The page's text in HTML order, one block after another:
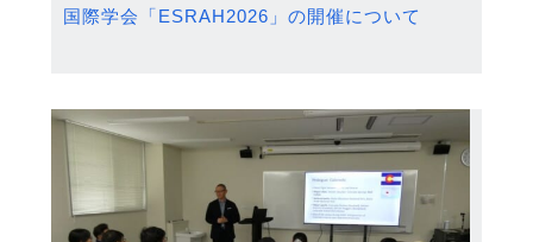
国際学会「ESRAH2026」の開催について